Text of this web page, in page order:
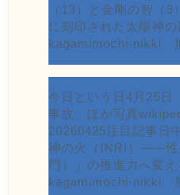
（13）と金剛の智（
に刻印された太陽神の
kagamimochi-nikki
今日という日4月25
事故、ほか写真
20260425注目記事日
神の火（INRI）――性
門）」の推進力へ変え
kagamimochi-nikki